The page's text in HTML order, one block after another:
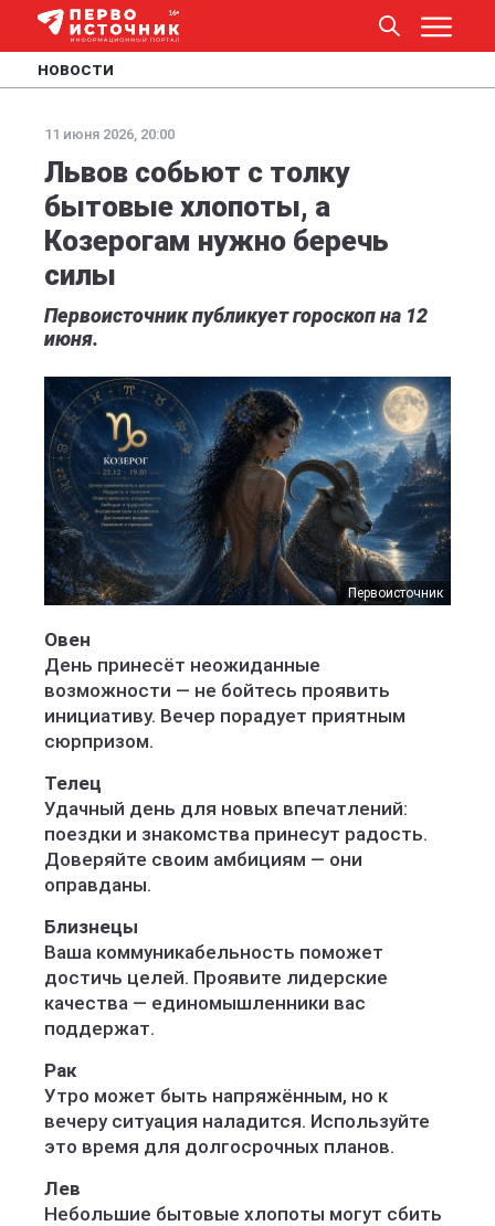
НОВОСТИ
11 июня 2026, 20:00
Львов собьют с толку
бытовые хлопоты, а
Козерогам нужно беречь
силы
Первоисточник публикует гороскоп на 12
июня.
Первоисточник
Овен
День принесёт неожиданные
возможности — не бойтесь проявить
инициативу. Вечер порадует приятным
сюрпризом.
Телец
Удачный день для новых впечатлений:
поездки и знакомства принесут радость.
Доверяйте своим амбициям — они
оправданы.
Близнецы
Ваша коммуникабельность поможет
достичь целей. Проявите лидерские
качества — единомышленники вас
поддержат.
Рак
Утро может быть напряжённым, но к
вечеру ситуация наладится. Используйте
это время для долгосрочных планов.
Лев
Небольшие бытовые хлопоты могут сбить